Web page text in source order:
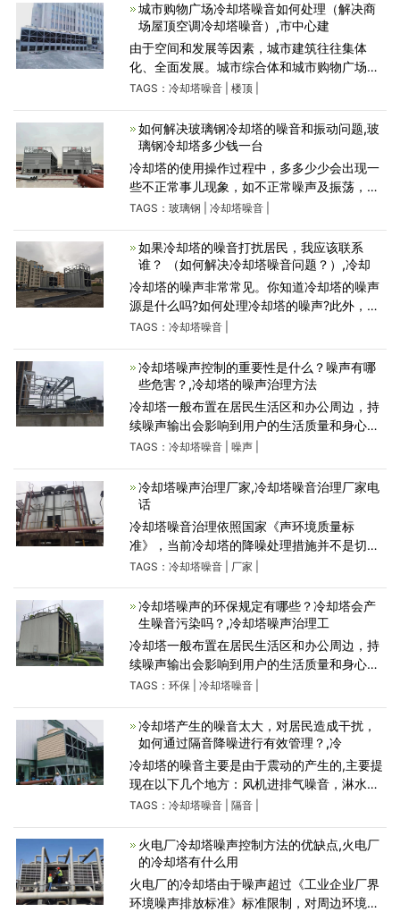
城市购物广场冷却塔噪音如何处理（解决商
场屋顶空调冷却塔噪音）,市中心建
由于空间和发展等因素，城市建筑往往集体
化、全面发展。城市综合体和城市购物广场越
来越多，但由于城市综合体集中的噪声控制要
要总结了城市综合体
TAGS： 冷却塔噪音| 楼顶|
如何解决玻璃钢冷却塔的噪音和振动问题,玻
璃钢冷却塔多少钱一台
冷却塔的使用操作过程中，多多少少会出现一
些不正常事儿现象，如不正常噪声及振荡，这
并不是玻璃钢冷却塔本身的现象，反而是平常
流式冷却塔使用发生了
TAGS： 玻璃钢 冷却塔噪音|
如果冷却塔的噪音打扰居民，我应该联系
谁？ （如何解决冷却塔噪音问题？）,冷却
冷却塔的噪声非常常见。你知道冷却塔的噪声
源是什么吗?如何处理冷却塔的噪声?此外，冷
却塔降噪的控制措施是什么?今天，让我们来了
何处理冷却塔
TAGS： 冷却塔噪音|
冷却塔噪声控制的重要性是什么？噪声有哪
些危害？,冷却塔的噪声治理方法
冷却塔一般布置在居民生活区和办公周边，持
续噪声输出会影响到用户的生活质量和身心健
康，这使得冷却塔的噪声治理受到了更多人的
的杂乱无章的声
TAGS： 冷却塔噪音| 噪声|
冷却塔噪声治理厂家,冷却塔噪音治理厂家电
话
冷却塔噪音治理依照国家《声环境质量标
准》，当前冷却塔的降噪处理措施并不是切实
可行，如隔声屏障针对低频波的绕射束手无
常，对宽频噪音吸音成效差等
TAGS： 冷却塔噪音| 厂家
冷却塔噪声的环保规定有哪些？冷却塔会产
生噪音污染吗？,冷却塔噪声治理工
冷却塔一般布置在居民生活区和办公周边，持
续噪声输出会影响到用户的生活质量和身心健
康，这使得冷却塔的噪声控制日益受到人们的
部件的振动。通
TAGS： 环保| 冷却塔噪音|
冷却塔产生的噪音太大，对居民造成干扰，
如何通过隔音降噪进行有效管理？,冷
冷却塔的噪音主要是由于震动的产生的,主要提
现在以下几个地方：风机进排气噪音，淋水噪
音，冷却塔水泵、配管和阀门噪声，风机减速
50米内，因此，冷却塔的
TAGS： 冷却塔噪音| 隔音|
火电厂冷却塔噪声控制方法的优缺点,火电厂
的冷却塔有什么用
火电厂的冷却塔由于噪声超过《工业企业厂界
环境噪声排放标准》标准限制，对周边环境造